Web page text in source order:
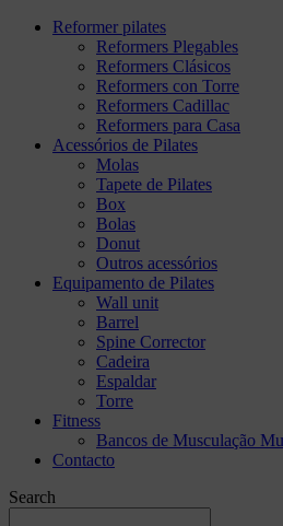
Reformer pilates
Reformers Plegables
Reformers Clásicos
Reformers con Torre
Reformers Cadillac
Reformers para Casa
Acessórios de Pilates
Molas
Tapete de Pilates
Box
Bolas
Donut
Outros acessórios
Equipamento de Pilates
Wall unit
Barrel
Spine Corrector
Cadeira
Espaldar
Torre
Fitness
Bancos de Musculação
Contacto
Search